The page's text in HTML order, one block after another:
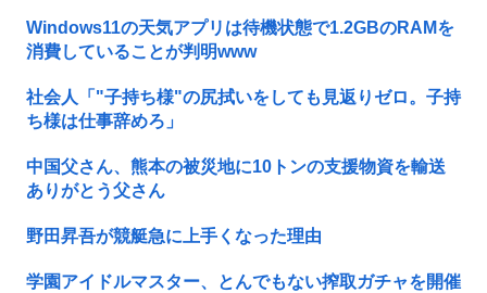
Windows11の天気アプリは待機状態で1.2GBのRAMを
消費していることが判明www
社会人「"子持ち様"の尻拭いをしても見返りゼロ。子持
ち様は仕事辞めろ」
中国父さん、熊本の被災地に10トンの支援物資を輸送
ありがとう父さん
野田昇吾が競艇急に上手くなった理由
学園アイドルマスター、とんでもない搾取ガチャを開催